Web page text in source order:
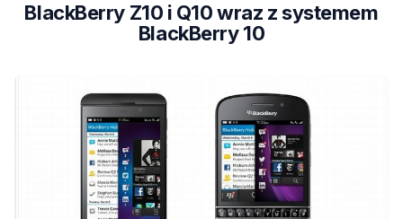
BlackBerry Z10 i Q10 wraz z systemem
BlackBerry 10